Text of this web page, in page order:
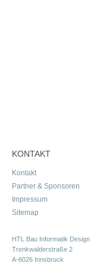
KONTAKT
Kontakt
Partner & Sponsoren
Impressum
Sitemap
HTL Bau Informatik Design
Trenkwalderstraße 2
A-6026 Innsbruck